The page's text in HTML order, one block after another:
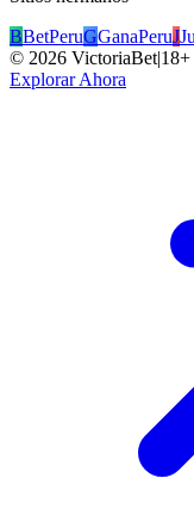
BBetPeruGGanaPeruJ
© 2026 VictoriaBet|18+
Explorar Ahora